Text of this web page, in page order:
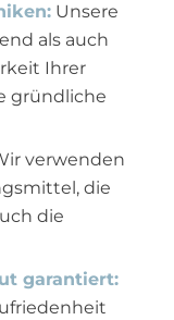
Unsere
als auch
Ihrer
gründliche
verwenden
die
die
garantiert: